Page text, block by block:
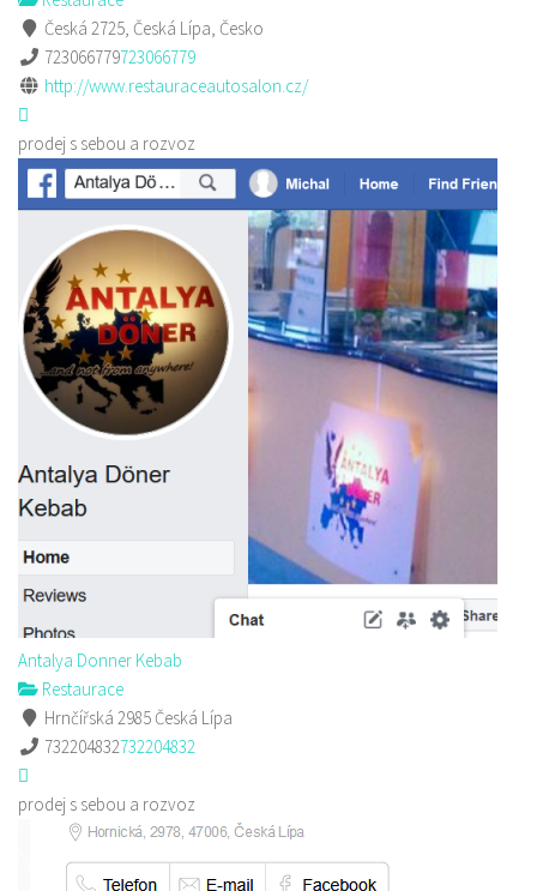
Česká 2725, Česká Lípa, Česko
723066779723066779
http://www.restauraceautosalon.cz/
prodej s sebou a rozvoz
Antalya Donner Kebab
Restaurace
Hrnčířská 2985 Česká Lípa
732204832732204832
prodej s sebou a rozvoz